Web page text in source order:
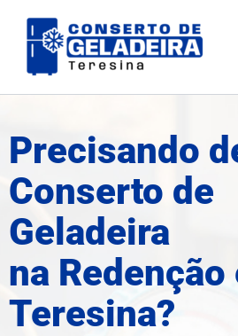
para
Precisando
Conserto de
Geladeira
na Redenção
Teresina?